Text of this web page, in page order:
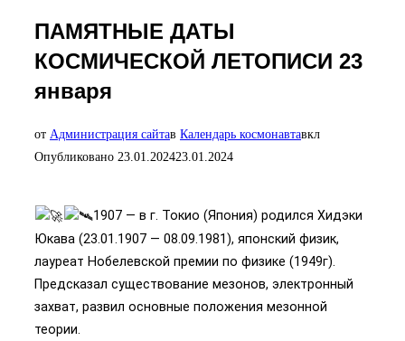
ПАМЯТНЫЕ ДАТЫ
КОСМИЧЕСКОЙ ЛЕТОПИСИ 23
января
от Администрация сайтав Календарь космонавтавкл
Опубликовано 23.01.202423.01.2024
1907 — в г. Токио (Япония) родился Хидэки
Юкава (23.01.1907 — 08.09.1981), японский физик,
лауреат Нобелевской премии по физике (1949г).
Предсказал существование мезонов, электронный
захват, развил основные положения мезонной
теории.